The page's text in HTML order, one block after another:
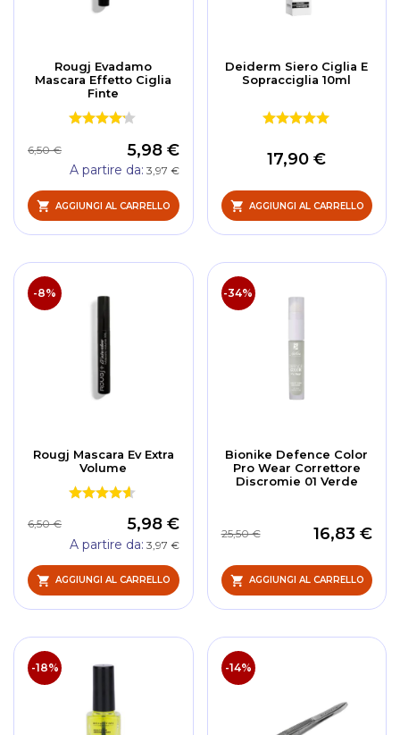
Rougj Evadamo
Mascara Effetto Ciglia
Finte
5,98 €
6,50 €
A partire da 3,97 €
AGGIUNGI AL CARRELLO
Deiderm Siero Ciglia E
Sopracciglia 10ml
17,90 €
AGGIUNGI AL CARRELLO
-8%
Rougj Mascara Ev Extra
Volume
5,98 €
6,50 €
A partire da 3,97 €
AGGIUNGI AL CARRELLO
-34%
Bionike Defence Color
Pro Wear Correttore
Discromie 01 Verde
16,83 €
25,50 €
AGGIUNGI AL CARRELLO
-18% -14%